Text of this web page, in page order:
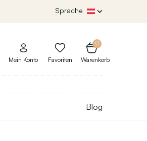
Sprache
0
Warenkorb
Mein Konto Favoriten
Blog